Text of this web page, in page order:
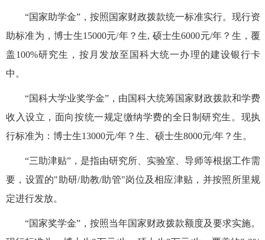
“国家助学金”，按照国家财政拨款统一标准实行。现行资
助标准为，博士生1 5000元/年？生, 硕士生6000元/年？生，覆
盖100%研究生， 按月发放至国科大统一办理的建设银行卡
中 。
“国科大学业奖学金”，由国科大统筹国家财政拨款和学费
收入设立，面向按统一规定缴纳学费的全日制研究生。现执
行标准为： 博士生13000元/年？生、硕士生8000元/年？生。
“三助津贴”，是指由研究所、实验室、导师等根据工作需
要，设置的"助研/助教/助管"岗位及相应津贴， 并按照所里规
定进行发放。
“国家奖学金”，按照当年国家财政拨款额度及要求实施。